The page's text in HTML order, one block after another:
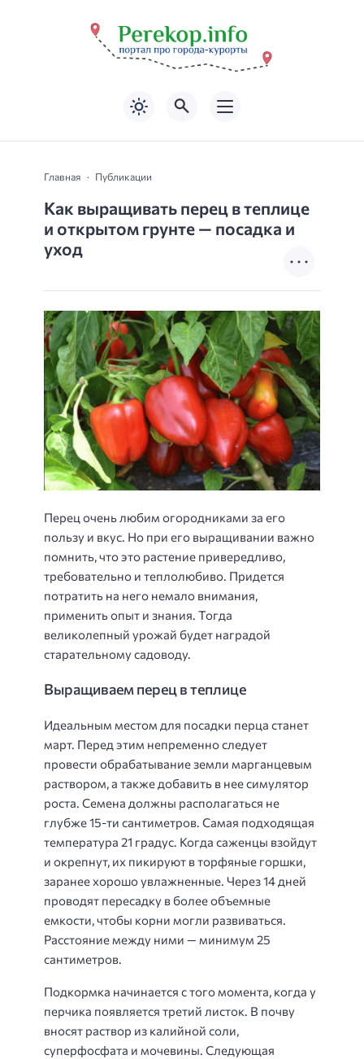
Главная Публикации
Как выращивать перец в теплице
и открытом грунте — посадка и
уход
Перец очень любим огородниками за его
пользу и вкус. Но при его выращивании важно
помнить, что это растение привередливо,
требовательно и теплолюбиво. Придется
потратить на него немало внимания,
применить опыт и знания. Тогда
великолепный урожай будет наградой
старательному садоводу.
Выращиваем перец в теплице
Идеальным местом для посадки перца станет
март. Перед этим непременно следует
провести обрабатывание земли марганцевым
раствором, а также добавить в нее симулятор
роста. Семена должны располагаться не
глубже 15-ти сантиметров. Самая подходящая
температура 21 градус. Когда саженцы взойдут
и окрепнут, их пикируют в торфяные горшки,
заранее хорошо увлажненные. Через 14 дней
проводят пересадку в более объемные
емкости, чтобы корни могли развиваться.
Расстояние между ними — минимум 25
сантиметров.
Подкормка начинается с того момента, когда у
перчика появляется третий листок. В почву
вносят раствор из калийной соли,
суперфосфата и мочевины. Следующая